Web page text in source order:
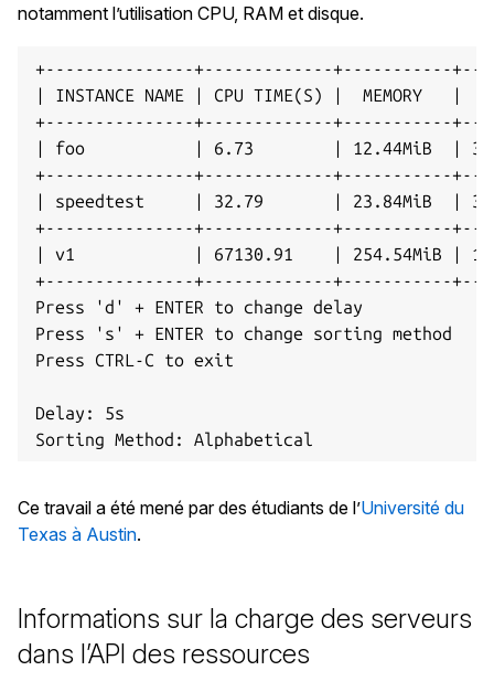
notamment l’utilisation CPU, RAM et disque.
+---------------+-------------+-----------
| INSTANCE NAME | CPU TIME(S) |  MEMORY
+---------------+-------------+-----------
| foo           | 6.73        | 12.44MiB  |
+---------------+-------------+-----------
| speedtest     | 32.79       | 23.84MiB  |
+---------------+-------------+-----------
| v1            | 67130.91    | 254.54MiB |
+---------------+-------------+-----------
Press 'd' + ENTER to change delay
Press 's' + ENTER to change sorting method
Press CTRL-C to exit
Delay: 5s
Ce travail a été mené par des étudiants de l’Université du
Texas à Austin.
Informations sur la charge des serveurs
dans l’API des ressources